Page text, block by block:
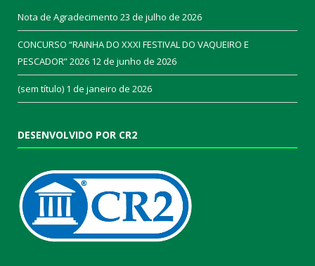
Nota de Agradecimento 23 de julho de 2026
CONCURSO “RAINHA DO XXXI FESTIVAL DO VAQUEIRO E
PESCADOR” 2026 12 de junho de 2026
(sem título) 1 de janeiro de 2026
DESENVOLVIDO POR CR2